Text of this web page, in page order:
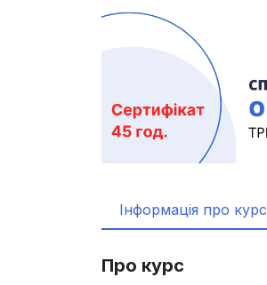
Інформація про курс
Про курс